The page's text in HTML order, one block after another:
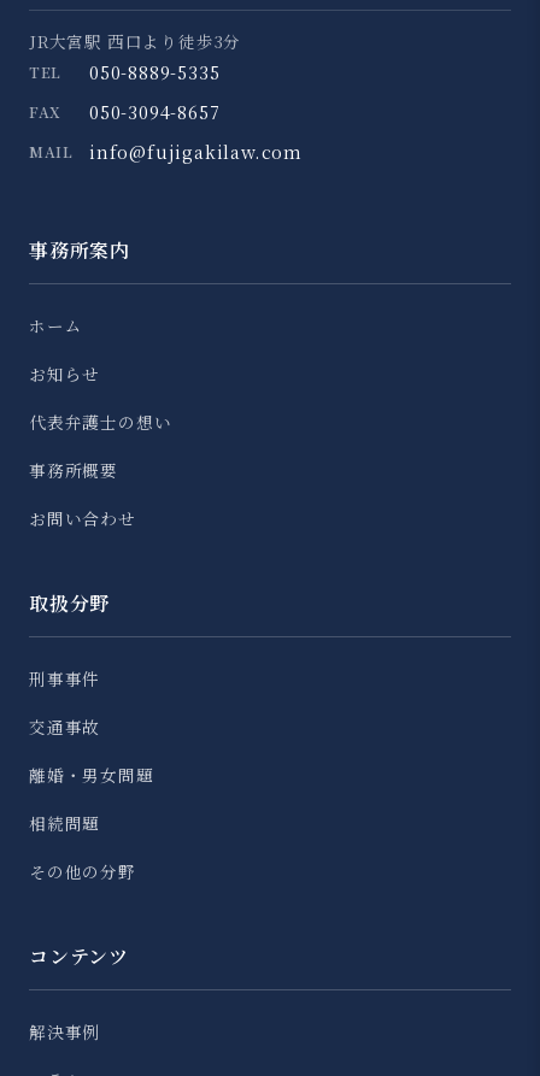
JR大宮駅 西口より徒歩3分
TEL 050-8889-5335
FAX 050-3094-8657
MAIL info@fujigakilaw.com
事務所案内
ホーム
お知らせ
代表弁護士の想い
事務所概要
お問い合わせ
取扱分野
刑事事件
交通事故
離婚・男女問題
相続問題
その他の分野
コンテンツ
解決事例